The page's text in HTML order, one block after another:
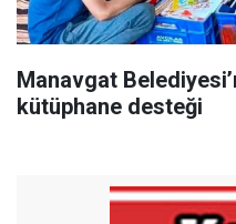
Manavgat
kütüphane desteği